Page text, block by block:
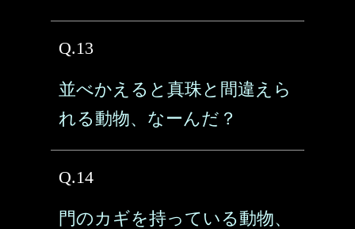
Q.13
並べかえると真珠と間違えら
れる動物、なーんだ？
Q.14
門のカギを持っている動物、